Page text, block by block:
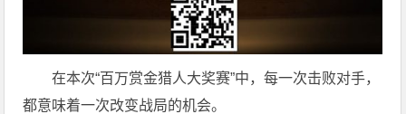
在本次“百万赏金猎人大奖赛”中，每一次击败对手，
都意味着一次改变战局的机会。